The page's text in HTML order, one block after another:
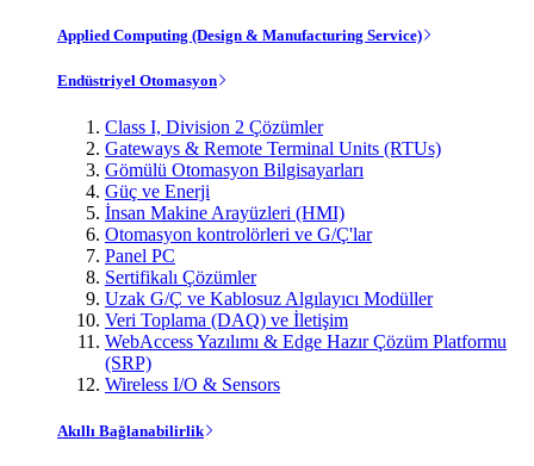
Applied Computing (Design & Manufacturing Service)
Endüstriyel Otomasyon
Class I, Division 2 Çözümler
Gateways & Remote Terminal Units (RTUs)
Gömülü Otomasyon Bilgisayarları
Güç ve Enerji
İnsan Makine Arayüzleri (HMI)
Otomasyon kontrolörleri ve G/Ç'lar
Panel PC
Sertifikalı Çözümler
Uzak G/Ç ve Kablosuz Algılayıcı Modüller
Veri Toplama (DAQ) ve İletişim
WebAccess Yazılımı & Edge Hazır Çözüm Platformu
(SRP)
Wireless I/O & Sensors
Akıllı Bağlanabilirlik